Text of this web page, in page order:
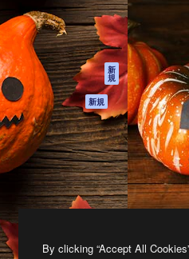
AI 音声合成ツール
ストックコンテン
ツ
Claude/ChatGPT
向けMCP
新
規
エージェント 新規
API
モバイルアプリ
すべてのMagnificツ
ール
プライ
オリジナ
クッキ
トラス
アフィ
法人向け
無断複写・転載を禁じます
By clicking “Accept All